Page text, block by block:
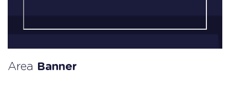
Area Banner